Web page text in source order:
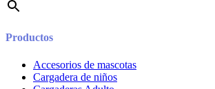
Productos
Accesorios de mascotas
Cargadera de niños